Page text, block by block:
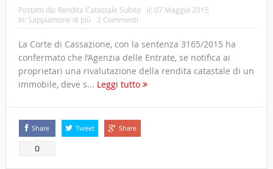
Postato da: Rendita Catastale Subito il: 07 Maggio 2015
In: Sappiamone di più 2 Commenti
La Corte di Cassazione, con la sentenza 3165/2015 ha
confermato che l’Agenzia delle Entrate, se notifica ai
proprietari una rivalutazione della rendita catastale di un
immobile, deve s... Leggi tutto
Share
0
Tweet Share